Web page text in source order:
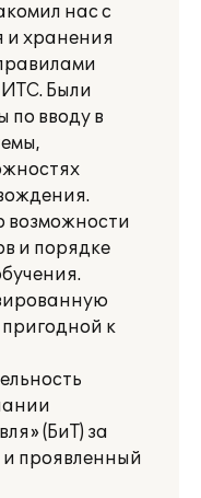
нас с
и хранения
Были
по вводу в
возможности
и порядке
к
(БиТ) за
проявленный